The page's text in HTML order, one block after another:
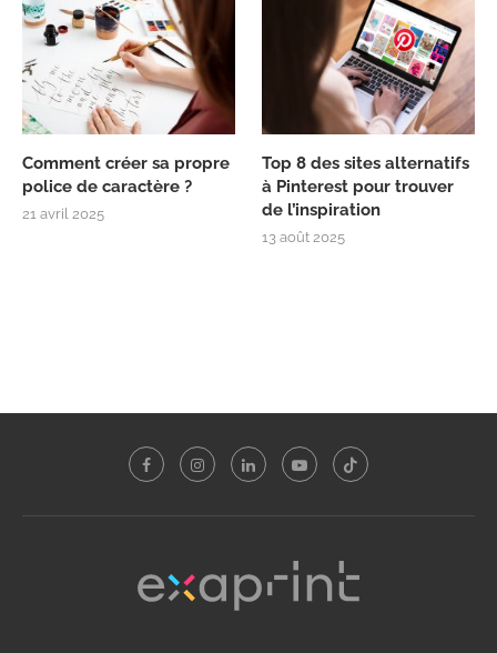
Comment créer sa propre
police de caractère ?
21 avril 2025
Top 8 des sites alternatifs
à Pinterest pour trouver
de l’inspiration
13 août 2025